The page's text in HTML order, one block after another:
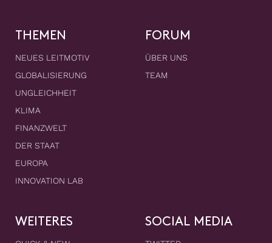
THEMEN
NEUES LEITMOTIV
GLOBALISIERUNG
UNGLEICHHEIT
KLIMA
FINANZWELT
DER STAAT
EUROPA
INNOVATION LAB
FORUM
ÜBER UNS
TEAM
WEITERES SOCIAL MEDIA